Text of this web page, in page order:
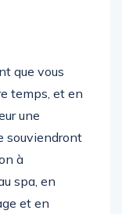
que vous
temps, et en
une
souviendront
à
spa, en
et en